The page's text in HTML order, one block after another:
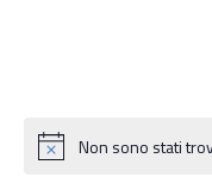
NoticeNon sono stati